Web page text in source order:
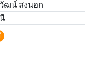
ฒน์ สงนอก